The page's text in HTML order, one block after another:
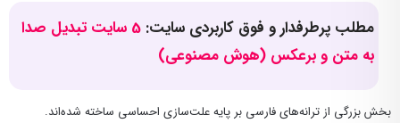
مطلب پرطرفدار و فوق کاربردی سایت: 5 سایت تبدیل صدا
به متن و برعکس (هوش مصنوعی)
بخش بزرگی از ترانه‌های فارسی بر پایه علت‌سازی احساسی ساخته شده‌اند.